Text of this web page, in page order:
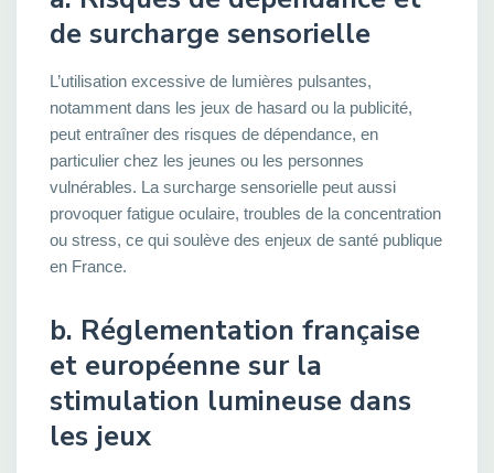
de surcharge sensorielle
L’utilisation excessive de lumières pulsantes,
notamment dans les jeux de hasard ou la publicité,
peut entraîner des risques de dépendance, en
particulier chez les jeunes ou les personnes
vulnérables. La surcharge sensorielle peut aussi
provoquer fatigue oculaire, troubles de la concentration
ou stress, ce qui soulève des enjeux de santé publique
en France.
b. Réglementation française
et européenne sur la
stimulation lumineuse dans
les jeux